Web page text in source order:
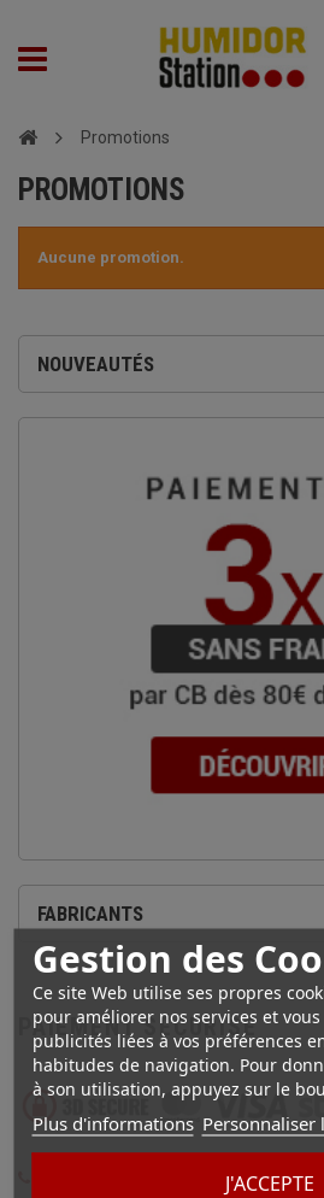
Gestion des
Ce site Web utilise ses propres
pour améliorer nos services et
publicités liées à vos préférences
habitudes de navigation. Pour
à son utilisation, appuyez sur le
Plus d'informations Personnaliser
J'ACCEPTE
Promotions
NOUVEAUTÉS
FABRICANTS
PROMOTIONS
Aucune promotion.
PAIEMENT SÉCURISÉ